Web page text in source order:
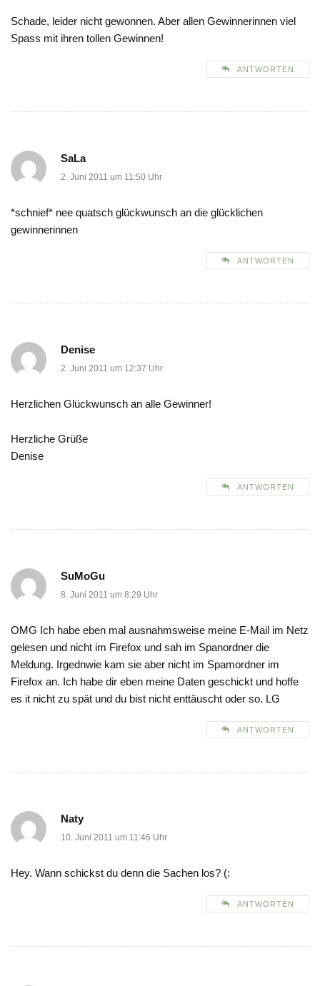
Schade, leider nicht gewonnen. Aber allen Gewinnerinnen viel
Spass mit ihren tollen Gewinnen!
ANTWORTEN
SaLa
2. Juni 2011 um 11:50 Uhr
*schnief* nee quatsch glückwunsch an die glücklichen
gewinnerinnen
ANTWORTEN
Denise
2. Juni 2011 um 12:37 Uhr
Herzlichen Glückwunsch an alle Gewinner!
Herzliche Grüße
Denise
ANTWORTEN
SuMoGu
8. Juni 2011 um 8:29 Uhr
OMG Ich habe eben mal ausnahmsweise meine E-Mail im Netz
gelesen und nicht im Firefox und sah im Spanordner die
Meldung. Irgednwie kam sie aber nicht im Spamordner im
Firefox an. Ich habe dir eben meine Daten geschickt und hoffe
es it nicht zu spät und du bist nicht enttäuscht oder so. LG
ANTWORTEN
Naty
10. Juni 2011 um 11:46 Uhr
Hey. Wann schickst du denn die Sachen los? (:
ANTWORTEN